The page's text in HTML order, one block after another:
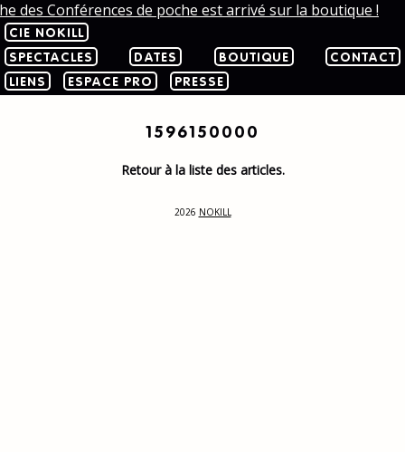
des Conférences de poche est arrivé sur la boutique !
CIE NOKILL
SPECTACLES
DATES BOUTIQUE
CONTACT
LIENS
ESPACE PRO PRESSE
1596150000
Retour à la liste des articles.
2026 NOKILL